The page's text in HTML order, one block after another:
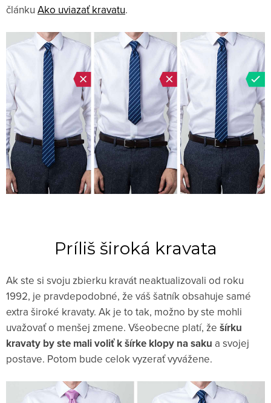
článku Ako uviazať kravatu.
Príliš široká kravata
Ak ste si svoju zbierku kravát neaktualizovali od roku
1992, je pravdepodobné, že váš šatník obsahuje samé
extra široké kravaty. Ak je to tak, možno by ste mohli
uvažovať o menšej zmene. Všeobecne platí, že šírku
kravaty by ste mali voliť k šírke klopy na saku a svojej
postave. Potom bude celok vyzerať vyvážene.